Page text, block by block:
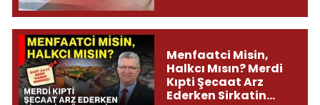
Menfaatci Misin,
Halkcı Mısın? Merdi
Kıpti Şecaat Arz
Ederken Sirkatin